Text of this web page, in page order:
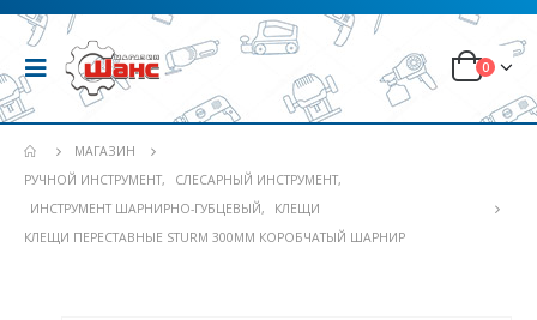
0
МАГАЗИН
РУЧНОЙ ИНСТРУМЕНТ, СЛЕСАРНЫЙ ИНСТРУМЕНТ,
ИНСТРУМЕНТ ШАРНИРНО-ГУБЦЕВЫЙ,
КЛЕЩИ
КЛЕЩИ ПЕРЕСТАВНЫЕ STURM 300ММ КОРОБЧАТЫЙ ШАРНИР